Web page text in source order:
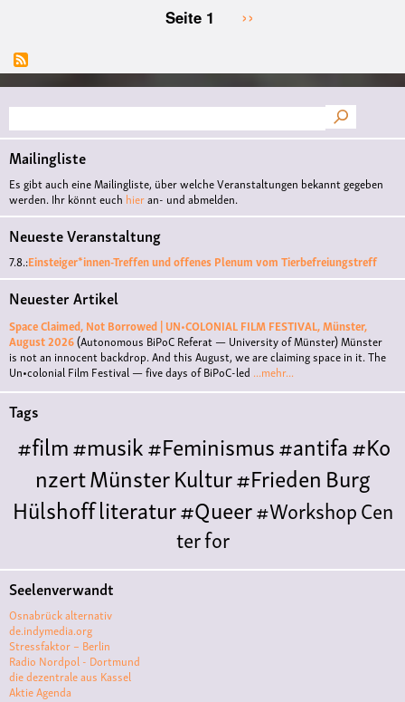
Seite 1
Nächste
››
Suche
Mailingliste
Es gibt auch eine Mailingliste, über welche Veranstaltungen bekannt gegeben
werden. Ihr könnt euch hieran- und abmelden.
Neueste Veranstaltung
7.8.:Einsteiger*innen-Treffen und offenes Plenum vom Tierbefreiungstreff
Neuester Artikel
Space Claimed, Not Borrowed | UN•COLONIAL FILM FESTIVAL, Münster,
August 2026(Autonomous BiPoC Referat — University of Münster)Münster
is not an innocent backdrop. And this August, we are claiming space in it. The
Un•colonial Film Festival — five days of BiPoC-led ...mehr...
Tags
#film#musik#Feminismus#antifa#Ko
nzertMünsterKultur#FriedenBurg
Hülshoffliteratur#Queer#WorkshopCen
ter for
LiteraturePolyamoriePolytreff#liveKonzert
Polyamorietreff
Monogamie
ismuskunstantisemitismus
Seelenverwandt
Osnabrück alternativ
de.indymedia.org
Stressfaktor – Berlin
Radio Nordpol - Dortmund
die dezentrale aus Kassel
Aktie Agenda